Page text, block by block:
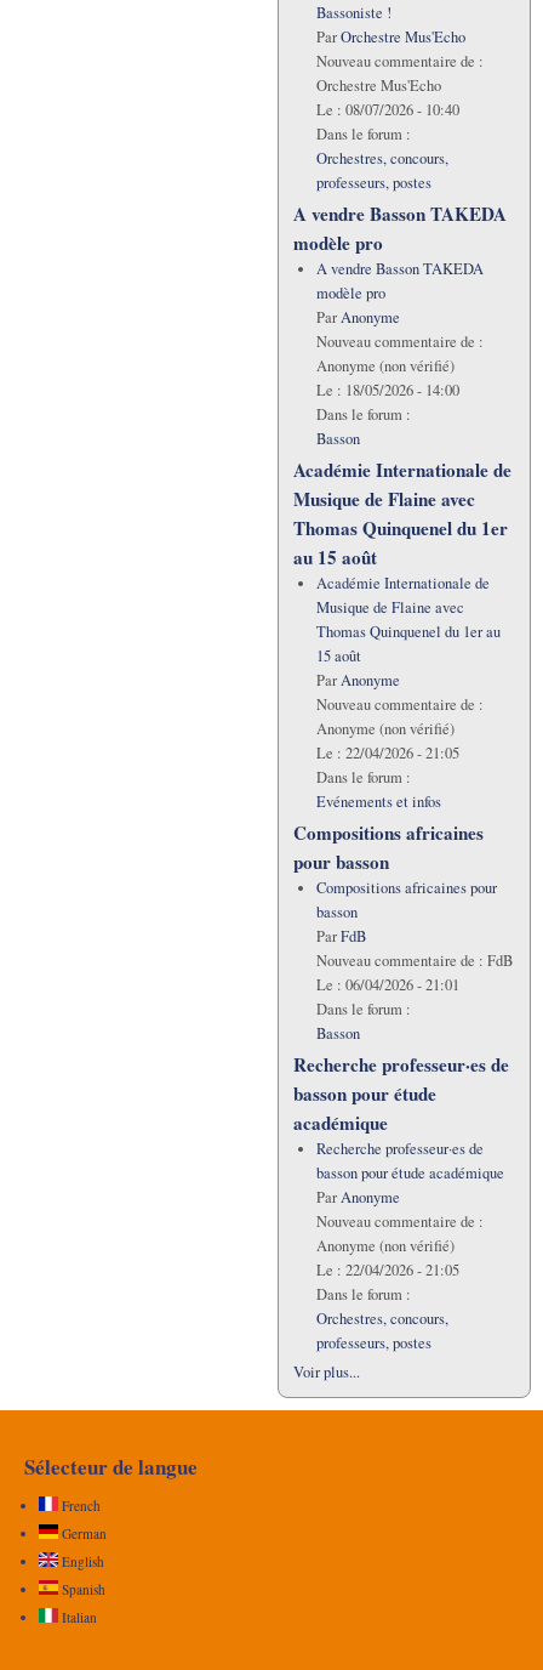
Bassoniste !
ParOrchestre Mus'Echo
Nouveau commentaire de :
Orchestre Mus'Echo
Le : 08/07/2026 - 10:40
Dans le forum :
Orchestres, concours,
professeurs, postes
A vendre Basson TAKEDA
modèle pro
A vendre Basson TAKEDA
modèle pro
ParAnonyme
Nouveau commentaire de :
Anonyme (non vérifié)
Le : 18/05/2026 - 14:00
Dans le forum :
Basson
Académie Internationale de
Musique de Flaine avec
Thomas Quinquenel du 1er
au 15 août
Académie Internationale de
Musique de Flaine avec
Thomas Quinquenel du 1er au
15 août
ParAnonyme
Nouveau commentaire de :
Anonyme (non vérifié)
Le : 22/04/2026 - 21:05
Dans le forum :
Evénements et infos
Compositions africaines
pour basson
Compositions africaines pour
basson
ParFdB
Nouveau commentaire de : FdB
Le : 06/04/2026 - 21:01
Dans le forum :
Basson
Recherche professeur·es de
basson pour étude
académique
Recherche professeur·es de
basson pour étude académique
ParAnonyme
Nouveau commentaire de :
Anonyme (non vérifié)
Le : 22/04/2026 - 21:05
Dans le forum :
Orchestres, concours,
professeurs, postes
Voir plus...
Sélecteur de langue
French
German
English
Spanish
Italian